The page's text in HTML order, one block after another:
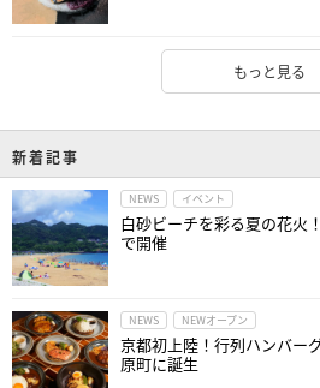
もっと見る
新着記事
NEWS イベント
白砂ビーチを彩る夏の花火
で開催
NEWS NEWオープン
京都初上陸！行列ハンバー
原町に誕生